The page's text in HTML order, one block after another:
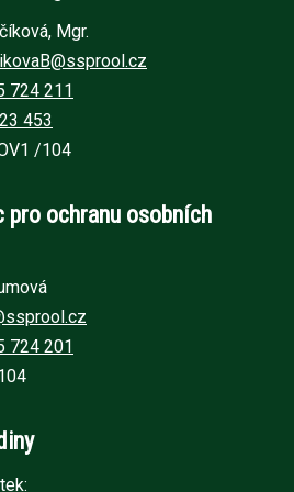
Mgr.
724 211
453
/104
pro ochranu osobních
724 201